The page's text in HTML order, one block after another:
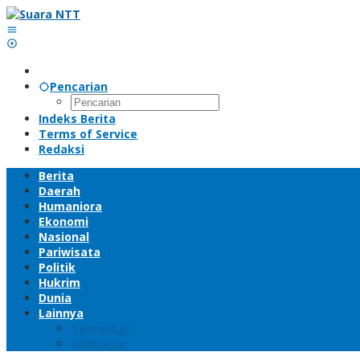
Lewati
ke
konten
Pencarian
Indeks Berita
Terms of Service
Redaksi
Berita
Daerah
Humaniora
Ekonomi
Nasional
Pariwisata
Politik
Hukrim
Dunia
Lainnya
Teknologi
Olahraga